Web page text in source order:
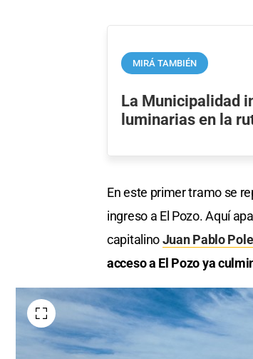
MIRÁ TAMBIÉN
La Municipalidad
luminarias en la
En este primer tramo se
ingreso a El Pozo. Aquí
capitalinoJuan Pablo
acceso a El Pozo ya